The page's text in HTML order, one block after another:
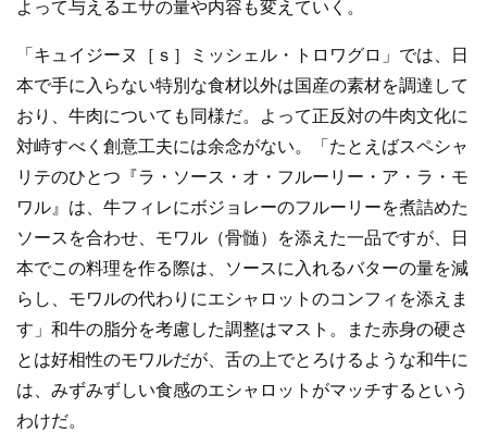
よって与えるエサの量や内容も変えていく。
「キュイジーヌ［ｓ］ミッシェル・トロワグロ」では、日
本で手に入らない特別な食材以外は国産の素材を調達して
おり、牛肉についても同様だ。よって正反対の牛肉文化に
対峙すべく創意工夫には余念がない。「たとえばスペシャ
リテのひとつ『ラ・ソース・オ・フルーリー・ア・ラ・モ
ワル』は、牛フィレにボジョレーのフルーリーを煮詰めた
ソースを合わせ、モワル（骨髄）を添えた一品ですが、日
本でこの料理を作る際は、ソースに入れるバターの量を減
らし、モワルの代わりにエシャロットのコンフィを添えま
す」和牛の脂分を考慮した調整はマスト。また赤身の硬さ
とは好相性のモワルだが、舌の上でとろけるような和牛に
は、みずみずしい食感のエシャロットがマッチするという
わけだ。